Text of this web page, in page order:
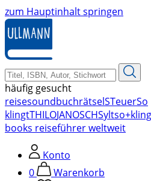
zum Hauptinhalt springen
häufig gesucht
reisesoundbuchrätselSTeuerSo
klingtTHILOJANOSCHSylt
books reiseführer weltweit
Konto
0
Warenkorb